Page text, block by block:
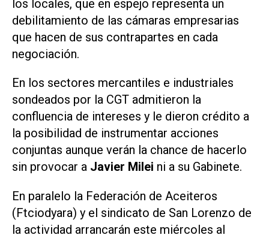
los locales, que en espejo representa un
debilitamiento de las cámaras empresarias
que hacen de sus contrapartes en cada
negociación.
En los sectores mercantiles e industriales
sondeados por la CGT admitieron la
confluencia de intereses y le dieron crédito a
la posibilidad de instrumentar acciones
conjuntas aunque verán la chance de hacerlo
sin provocar a Javier Milei ni a su Gabinete.
En paralelo la Federación de Aceiteros
(Ftciodyara) y el sindicato de San Lorenzo de
la actividad arrancarán este miércoles al